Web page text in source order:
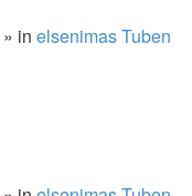
» in elsenimas Tuben